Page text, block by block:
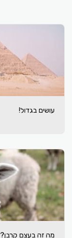
עושים בגדול!
מה זה בעצם קרבן?